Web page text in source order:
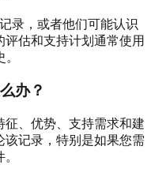
录，或者他们可能认识
估和支持计划通常使用
办？
征、优势、支持需求和建
记录，特别是如果您需